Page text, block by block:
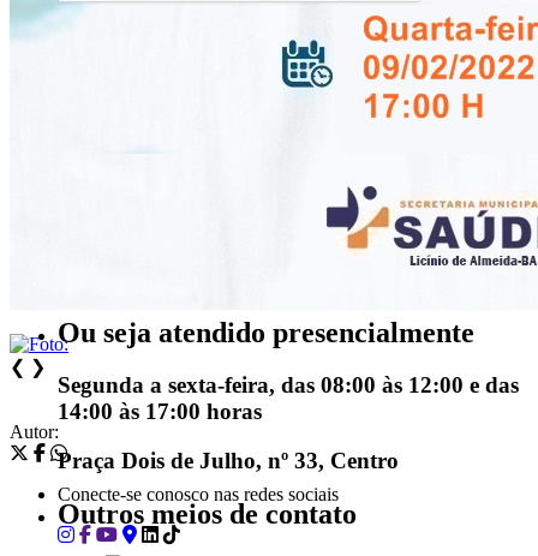
Ou seja atendido presencialmente
Segunda a sexta-feira, das 08:00 às 12:00 e das
14:00 às 17:00 horas
Praça Dois de Julho, nº 33, Centro
Outros meios de contato
❮ ❯
Autor:
Conecte-se conosco nas redes sociais